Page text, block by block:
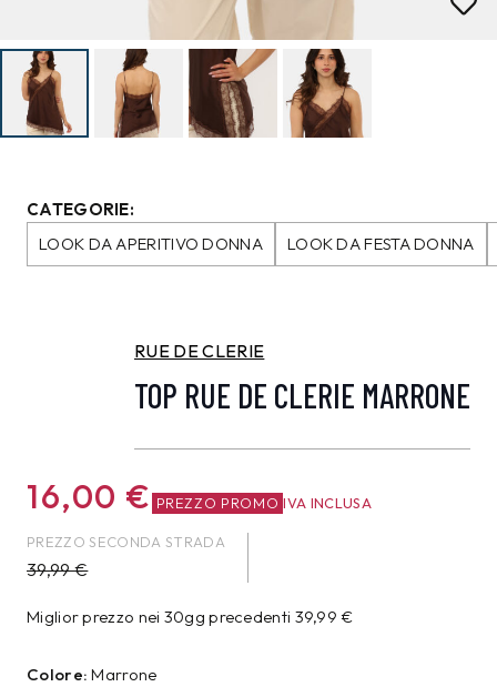
CATEGORIE:
LOOK DA APERITIVO DONNA
LOOK DA FESTA DONNA
RUE DE CLERIE
TOP RUE DE CLERIE MARRONE
16,00 € PREZZO PROMO IVA INCLUSA
PREZZO SECONDA STRADA
39,99€
Miglior prezzo nei 30gg precedenti 39,99€
Colore: Marrone